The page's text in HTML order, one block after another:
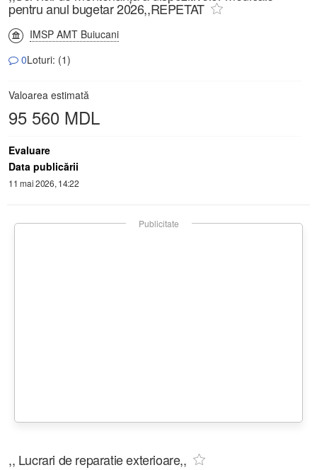
pentru anul bugetar 2026,,REPETAT
IMSP AMT Buiucani
0Loturi: (1)
Valoarea estimată
95 560 MDL
Evaluare
Data publicării
11 mai 2026, 14:22
Publicitate
,, Lucrari de reparatie exterioare,,